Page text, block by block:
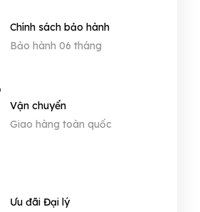
Chính sách bảo hành
Bảo hành 06 tháng
Vận chuyển
Giao hàng toàn quốc
Ưu đãi Đại lý